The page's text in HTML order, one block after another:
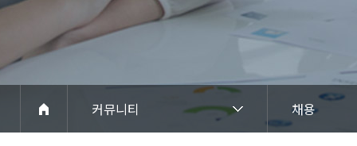
조직도
아이덴티티
경영공시
커뮤니티
채용